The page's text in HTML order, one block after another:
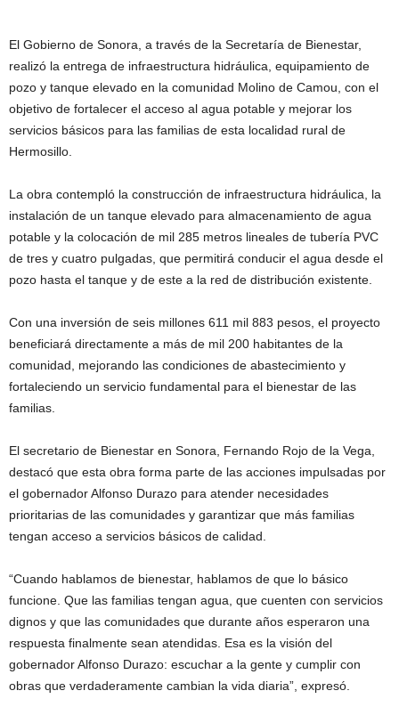
El Gobierno de Sonora, a través de la Secretaría de Bienestar,
realizó la entrega de infraestructura hidráulica, equipamiento de
pozo y tanque elevado en la comunidad Molino de Camou, con el
objetivo de fortalecer el acceso al agua potable y mejorar los
servicios básicos para las familias de esta localidad rural de
Hermosillo.
La obra contempló la construcción de infraestructura hidráulica, la
instalación de un tanque elevado para almacenamiento de agua
potable y la colocación de mil 285 metros lineales de tubería PVC
de tres y cuatro pulgadas, que permitirá conducir el agua desde el
pozo hasta el tanque y de este a la red de distribución existente.
Con una inversión de seis millones 611 mil 883 pesos, el proyecto
beneficiará directamente a más de mil 200 habitantes de la
comunidad, mejorando las condiciones de abastecimiento y
fortaleciendo un servicio fundamental para el bienestar de las
familias.
El secretario de Bienestar en Sonora, Fernando Rojo de la Vega,
destacó que esta obra forma parte de las acciones impulsadas por
el gobernador Alfonso Durazo para atender necesidades
prioritarias de las comunidades y garantizar que más familias
tengan acceso a servicios básicos de calidad.
“Cuando hablamos de bienestar, hablamos de que lo básico
funcione. Que las familias tengan agua, que cuenten con servicios
dignos y que las comunidades que durante años esperaron una
respuesta finalmente sean atendidas. Esa es la visión del
gobernador Alfonso Durazo: escuchar a la gente y cumplir con
obras que verdaderamente cambian la vida diaria”, expresó.